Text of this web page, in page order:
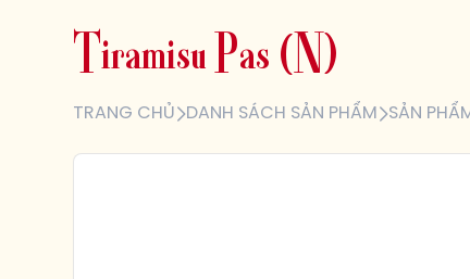
iramisu Pas ( N )
TRANG CHỦ DANH SÁCH SẢN PHẨM SẢN